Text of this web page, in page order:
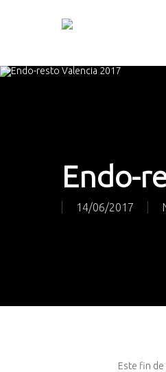
Endo-
14/06/2017
Este fin